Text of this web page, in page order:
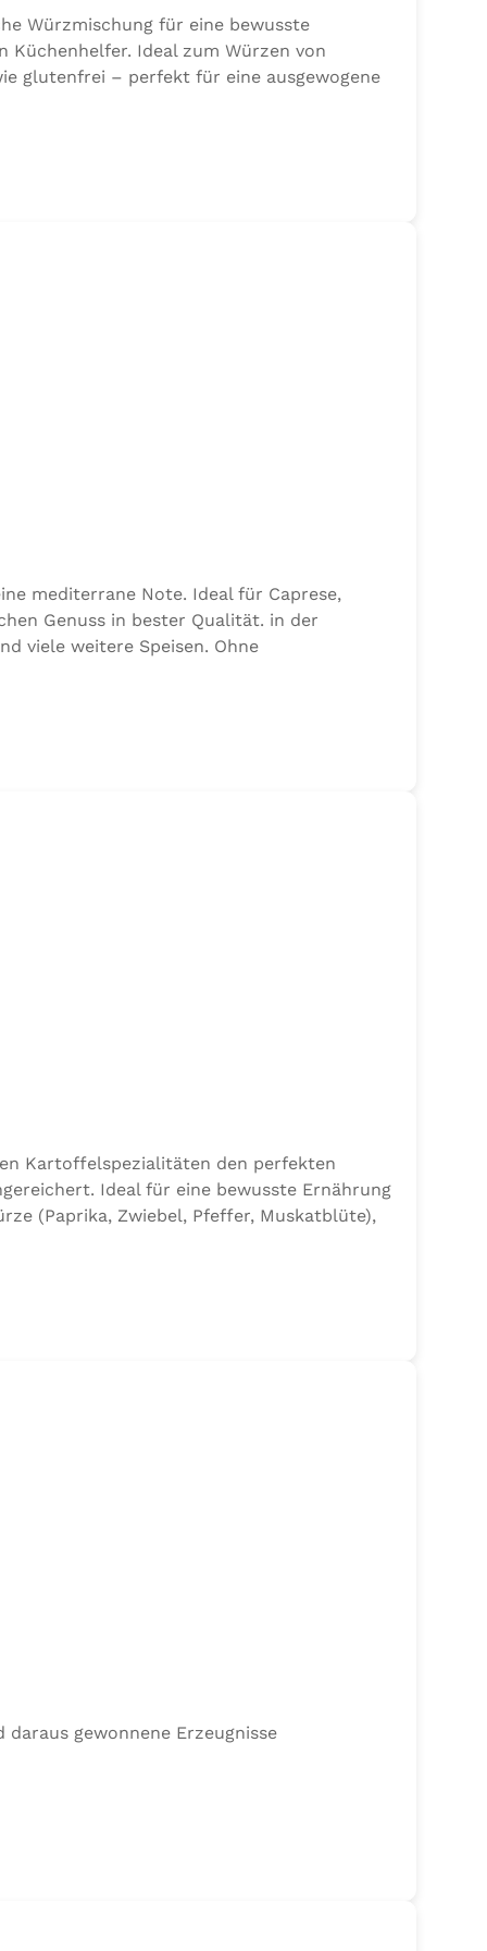
Würzmischung für eine bewusste
Küchenhelfer. Ideal zum Würzen von
glutenfrei – perfekt für eine ausgewogene
Sellerie, Zwiebel, Basilikum, Dill, Majoran,
mediterrane Note. Ideal für Caprese,
Genuss in bester Qualität. in der
viele weitere Speisen. Ohne
17,7% Kräuter (Basilikum 10,6%, Oregano,
Kartoffelspezialitäten den perfekten
Ideal für eine bewusste Ernährung
(Paprika, Zwiebel, Pfeffer, Muskatblüte),
gewonnene Erzeugnisse